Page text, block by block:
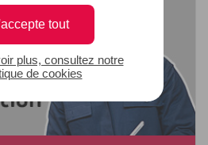
tout
plus, consultez notre
de cookies